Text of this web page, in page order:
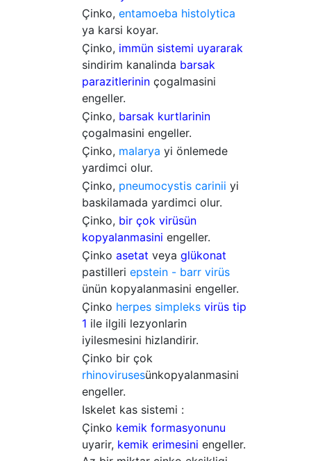
Çinko, entamoeba histolytica
ya karsi koyar.
Çinko, immün sistemi uyararak
sindirim kanalinda barsak
parazitlerinin çogalmasini
engeller.
Çinko, barsak kurtlarinin
çogalmasini engeller.
Çinko, malarya yi önlemede
yardimci olur.
Çinko, pneumocystis carinii yi
baskilamada yardimci olur.
Çinko, bir çok virüsün
kopyalanmasini engeller.
Çinko asetat veya glükonat
pastilleri epstein - barr virüs
ünün kopyalanmasini engeller.
Çinko herpes simpleks virüs tip
1 ile ilgili lezyonlarin
iyilesmesini hizlandirir.
Çinko bir çok
rhinovirusesünkopyalanmasini
engeller.
Iskelet kas sistemi :
Çinko kemik formasyonunu
uyarir, kemik erimesini engeller.